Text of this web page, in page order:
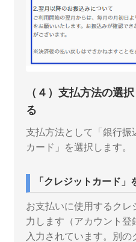
（４）支払方法の選
る
支払方法として「銀行振
カード」を選択します。
「クレジットカード
お支払いに使用するクレ
力します（アカウント
入力されています。別